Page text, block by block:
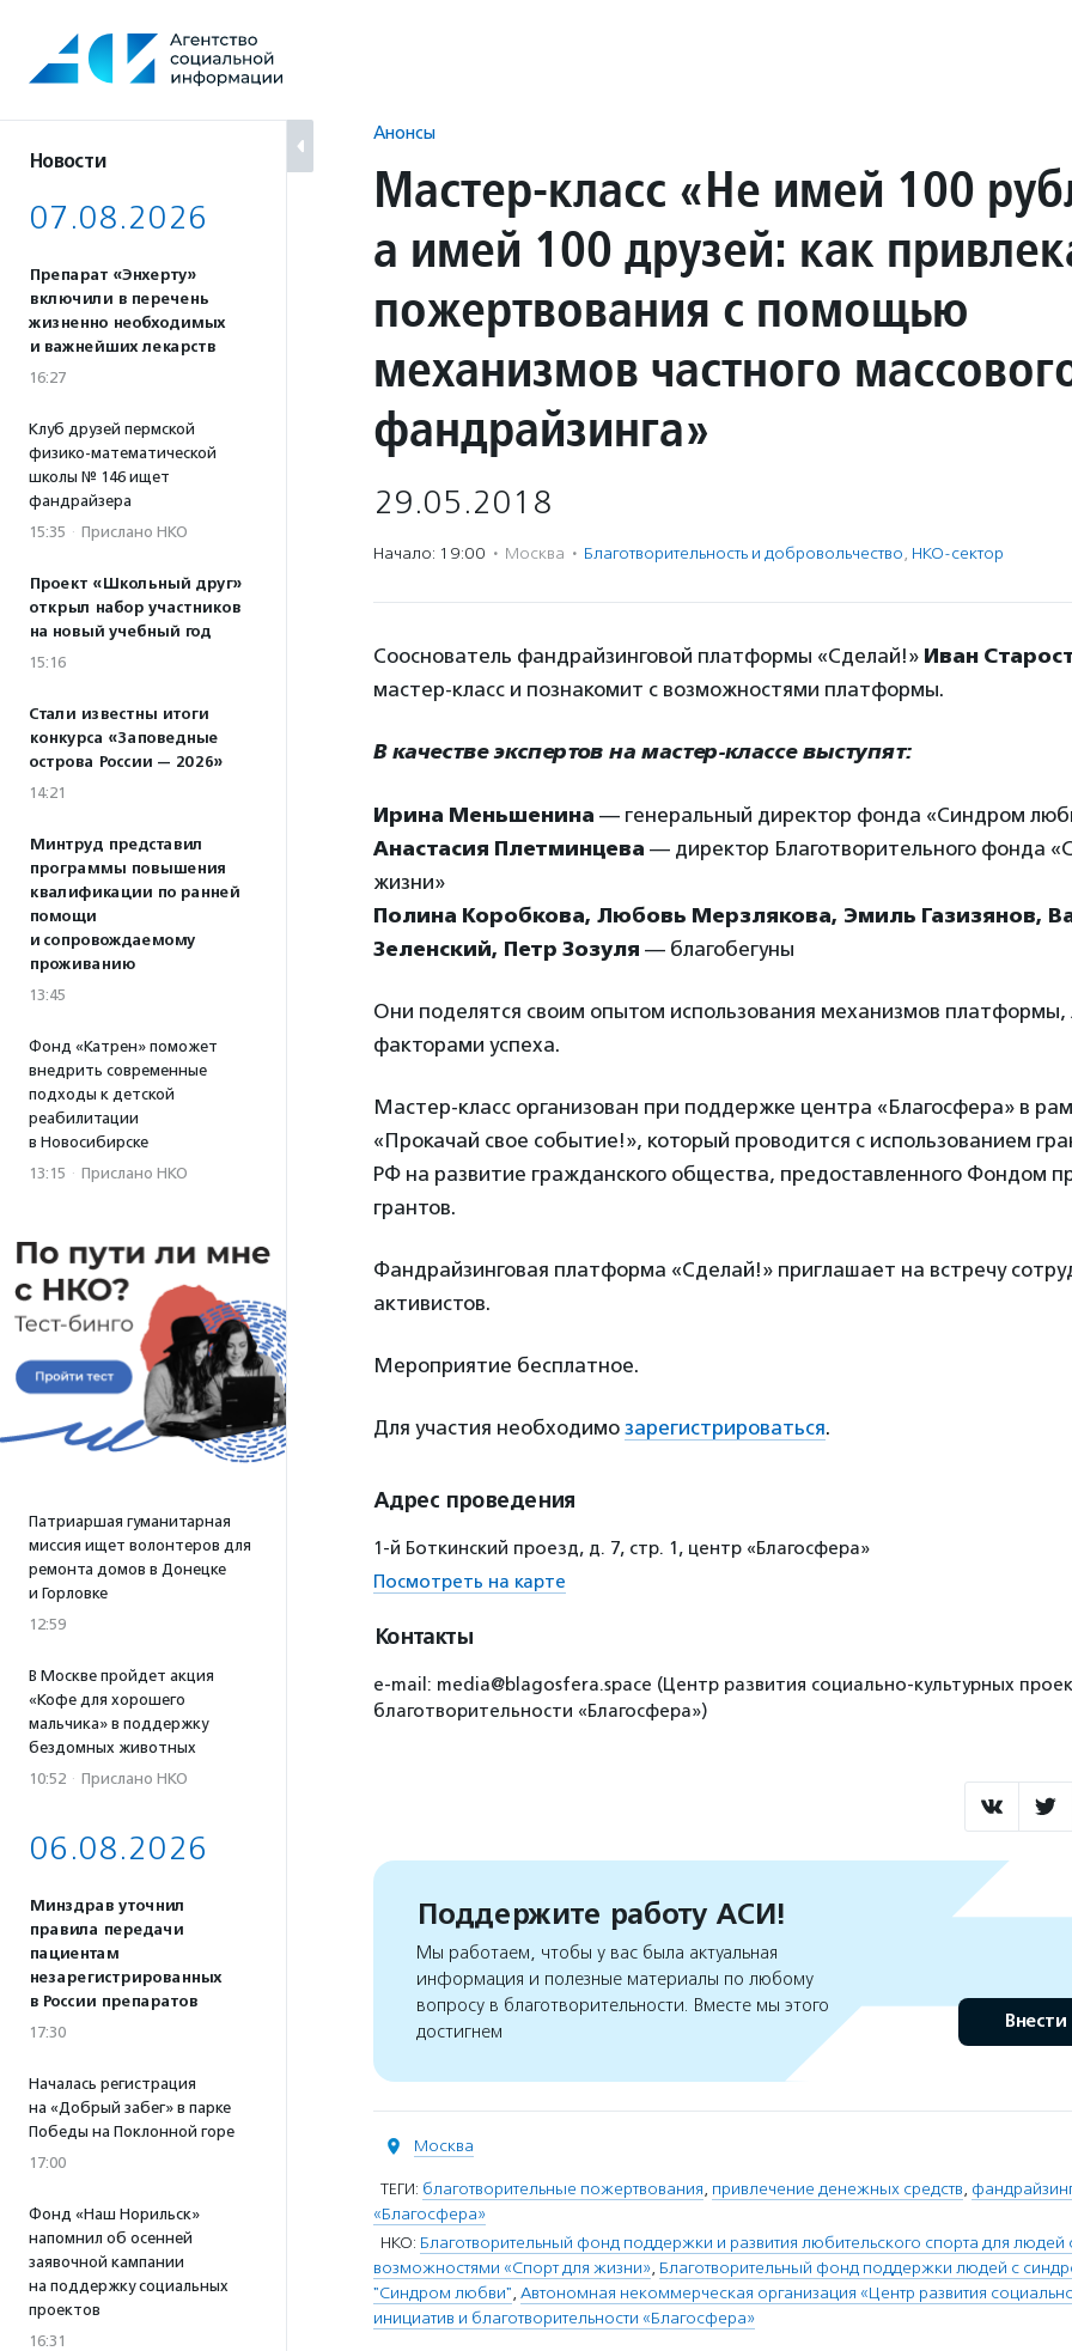
содержанию
Новости
07.08.2026
Препарат «Энхерту»
включили в перечень
жизненно необходимых
и важнейших лекарств
16:27
Клуб друзей пермской
физико-математической
школы № 146 ищет
фандрайзера
15:35 · Прислано НКО
Проект «Школьный друг»
открыл набор участников
на новый учебный год
15:16
Стали известны итоги
конкурса «Заповедные
острова России — 2026»
14:21
Минтруд представил
программы повышения
квалификации по ранней
помощи
и сопровождаемому
проживанию
13:45
Фонд «Катрен» поможет
внедрить современные
подходы к детской
реабилитации
в Новосибирске
13:15 · Прислано НКО
Патриаршая гуманитарная
миссия ищет волонтеров для
ремонта домов в Донецке
и Горловке
12:59
В Москве пройдет акция
«Кофе для хорошего
мальчика» в поддержку
бездомных животных
10:52 · Прислано НКО
06.08.2026
Минздрав уточнил
правила передачи
пациентам
незарегистрированных
в России препаратов
17:30
Началась регистрация
на «Добрый забег» в парке
Победы на Поклонной горе
17:00
Фонд «Наш Норильск»
напомнил об осенней
заявочной кампании
на поддержку социальных
проектов
16:31
Анонсы
Мастер-класс «Не имей 100
а имей 100 друзей: как
пожертвования с помощью
механизмов частного
фандрайзинга»
29.05.2018
Начало: 19:00 · Москва · Благотвори­тель­ность и доброволь­чест­во, НКО-сектор
Сооснователь фандрайзинговой платформы «Сделай!» Иван
мастер-класс и познакомит с возможностями платформы.
В качестве экспертов на мастер-классе выступят:
Ирина Меньшенина — генеральный директор фонда «Синдром
Анастасия Плетминцева — директор Благотворительного фонда
жизни»
Полина Коробкова, Любовь Мерзлякова, Эмиль Газизянов,
Зеленский, Петр Зозуля — благобегуны
Они поделятся своим опытом использования механизмов
факторами успеха.
Мастер-класс организован при поддержке центра «Благосфера» в
«Прокачай свое событие!», который проводится с использованием
РФ на развитие гражданского общества, предоставленного Фондом
грантов.
Фандрайзинговая платформа «Сделай!» приглашает на встречу
активистов.
Мероприятие бесплатное.
Для участия необходимо зарегистрироваться.
Адрес проведения
1-й Боткинский проезд, д. 7, стр. 1, центр «Благосфера»
Посмотреть на карте
Контакты
e-mail: media@blagosfera.space (Центр развития социально-культурных
благотворительности «Благосфера»)
Поддержите работу АСИ!
Мы работаем, чтобы у вас была актуальная
информация и полезные материалы по любому
вопросу в благотворительности. Вместе мы этого
достигнем
Внести
Москва
ТЕГИ: благотворительные пожертвования, привлечение денежных средств, фандрайзинг
«Благосфера»
НКО: Благотворительный фонд поддержки и развития любительского спорта для
возможностями «Спорт для жизни», Благотворительный фонд поддержки людей с
"Синдром любви", Автономная некоммерческая организация «Центр развития
инициатив и благотворительности «Благосфера»